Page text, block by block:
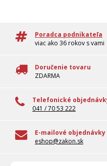
Poradca podnikateľa
viac ako 36 rokov s vami
Doručenie tovaru
ZDARMA
Telefonické
041 / 70 53 222
E-mailové objednávky
eshop@zakon.sk